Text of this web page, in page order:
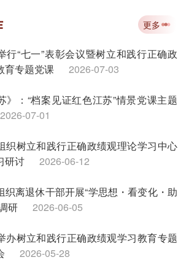
更多
行“七一”表彰会议暨树立和践行正确政
育专题党课
2026-07-03
》：“档案见证红色江苏”情景党课主题
2026-07-01
织树立和践行正确政绩观理论学习中心
研讨
2026-06-12
织离退休干部开展“学思想・看变化・助
研
2026-06-05
办树立和践行正确政绩观学习教育专题
2026-05-28